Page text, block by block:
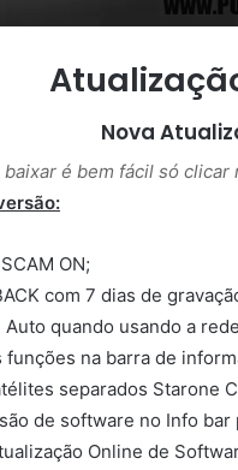
Nova
baixar é bem fácil só clicar
ON;
com 7 dias de
Auto quando usando a
funções na barra de
separados Starone
de software no Info
Online de